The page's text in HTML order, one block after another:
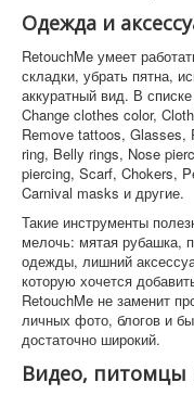
Одежда и
RetouchMe умеет
складки, убрать пятна,
аккуратный вид. В
Change clothes color,
Remove tattoos, Glasses,
ring, Belly rings, Nose
piercing, Scarf, Chokers,
Carnival masks и другие.
Такие инструменты
мелочь: мятая рубашка,
одежды, лишний
которую хочется
RetouchMe не заменит
личных фото, блогов и
достаточно широкий.
Видео, питомцы